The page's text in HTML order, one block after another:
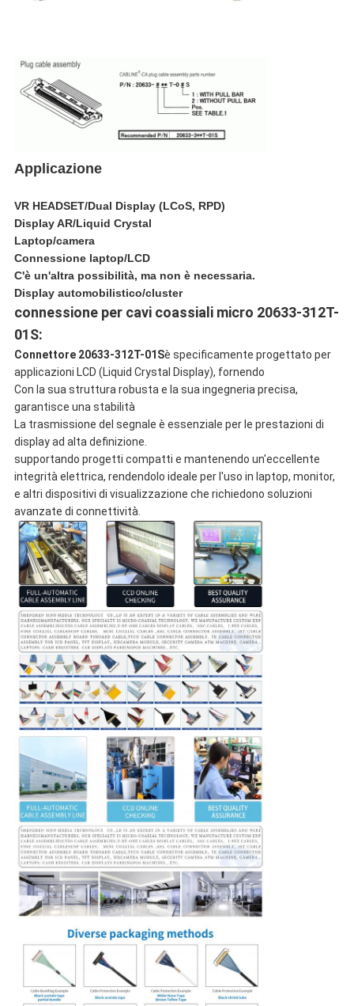
Applicazione
VR HEADSET/Dual Display (LCoS, RPD)
Display AR/Liquid Crystal
Laptop/camera
Connessione laptop/LCD
C'è un'altra possibilità, ma non è necessaria.
Display automobilistico/cluster
connessione per cavi coassiali micro 20633-312T-
01S:
Connettore 20633-312T-01Sè specificamente progettato per
applicazioni LCD (Liquid Crystal Display), fornendo
Con la sua struttura robusta e la sua ingegneria precisa,
garantisce una stabilità
La trasmissione del segnale è essenziale per le prestazioni di
display ad alta definizione.
supportando progetti compatti e mantenendo un'eccellente
integrità elettrica, rendendolo ideale per l'uso in laptop, monitor,
e altri dispositivi di visualizzazione che richiedono soluzioni
avanzate di connettività.